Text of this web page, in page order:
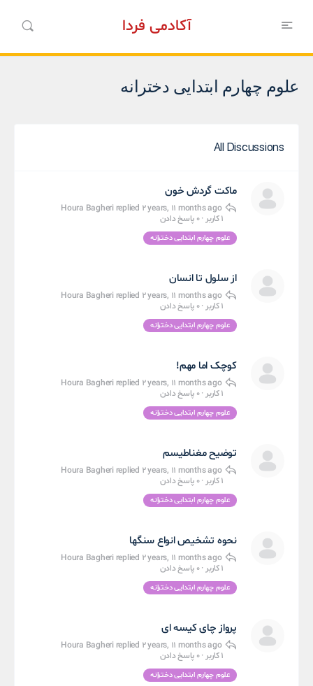
آکادمی فردا
علوم چهارم ابتدایی دخترانه
All Discussions
ماکت گردش خون
Houra Bagheri replied 2 years, 11 months ago
1 کاربر
· 0 پاسخ دادن
علوم چهارم ابتدایی دخترانه
از سلول تا انسان
Houra Bagheri replied 2 years, 11 months ago
1 کاربر
· 0 پاسخ دادن
علوم چهارم ابتدایی دخترانه
کوچک اما مهم!
Houra Bagheri replied 2 years, 11 months ago
1 کاربر
· 0 پاسخ دادن
علوم چهارم ابتدایی دخترانه
توضیح مغناطیسم
Houra Bagheri replied 2 years, 11 months ago
1 کاربر
· 0 پاسخ دادن
علوم چهارم ابتدایی دخترانه
نحوه تشخیص انواع سنگها
Houra Bagheri replied 2 years, 11 months ago
1 کاربر
· 0 پاسخ دادن
علوم چهارم ابتدایی دخترانه
پرواز چای کیسه ای
Houra Bagheri replied 2 years, 11 months ago
1 کاربر
· 0 پاسخ دادن
علوم چهارم ابتدایی دخترانه